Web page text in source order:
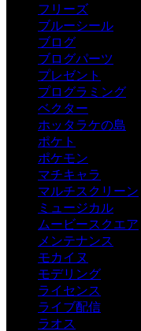
フリーズ
ブルーシール
ブログ
ブログパーツ
プレゼント
プログラミング
ベクター
ホッタラケの島
ポケト
ポケモン
マチキャラ
マルチスクリーン
ミュージカル
ムービースクエア
メンテナンス
モカイヌ
モデリング
ライセンス
ライブ配信
ラオス